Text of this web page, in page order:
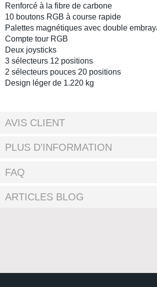
Renforcé à la fibre de carbone
10 boutons RGB à course rapide
Palettes magnétiques avec double
Compte tour RGB
Deux joysticks
3 sélecteurs 12 positions
2 sélecteurs pouces 20 positions
Design léger de 1.220 kg
AVIS CLIENT
PLUS D’INFORMATION
FAQ
ARTICLES BLOG